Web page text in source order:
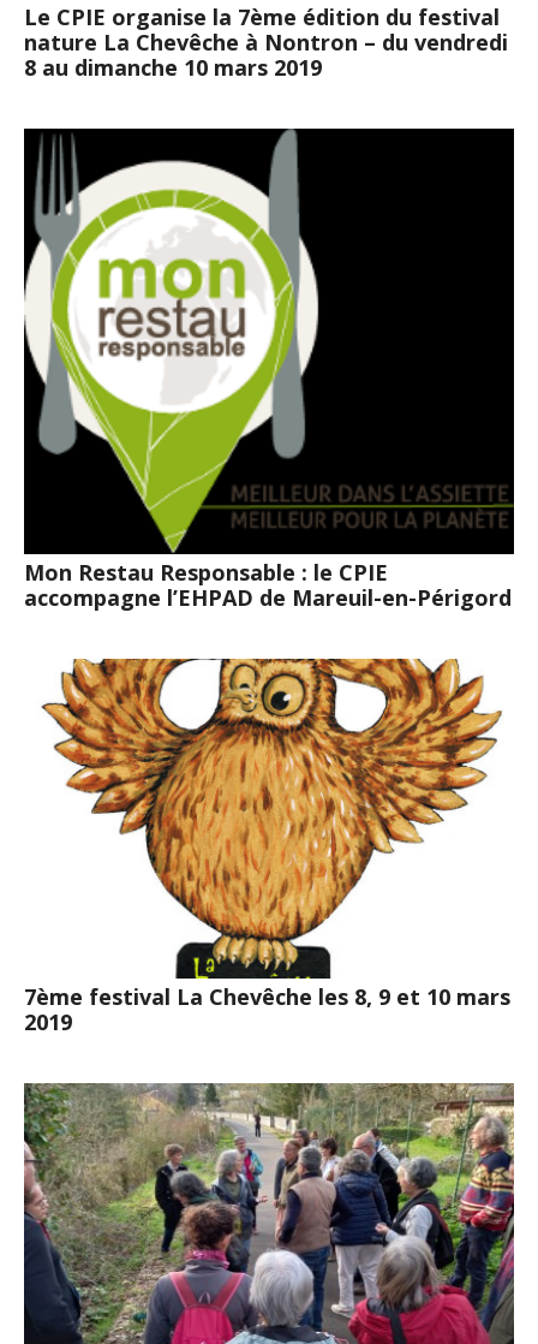
Le CPIE organise la 7ème édition du festival
nature La Chevêche à Nontron – du vendredi
8 au dimanche 10 mars 2019
Mon Restau Responsable : le CPIE
accompagne l’EHPAD de Mareuil-en-Périgord
7ème festival La Chevêche les 8, 9 et 10 mars
2019